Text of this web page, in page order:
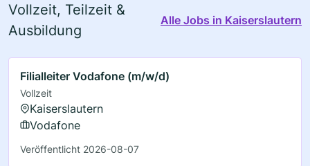
Vollzeit, Teilzeit &
Ausbildung
Alle Jobs in Kaiserslautern
Filialleiter Vodafone (m/w/d)
Vollzeit
Kaiserslautern
Vodafone
Veröffentlicht 2026-08-07